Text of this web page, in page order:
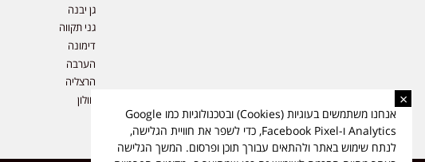
גן יבנה
גני תקווה
דימונה
הערבה
הרצליה
חולון
×
אנחנו משתמשים בעוגיות (Cookies) ובטכנולוגיות כמו Google
Analytics ו-Facebook Pixel, כדי לשפר את חוויית הגלישה,
לנתח שימוש באתר ולהתאים עבורך תוכן ופרסום. המשך הגלישה